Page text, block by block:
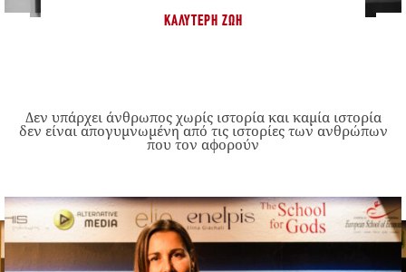
ΚΑΛΎΤΕΡΗ ΖΩΉ
Δεν υπάρχει άνθρωπος χωρίς ιστορία και καμία ιστορία
δεν είναι απογυμνωμένη από τις ιστορίες των ανθρώπων
που τον αφορούν